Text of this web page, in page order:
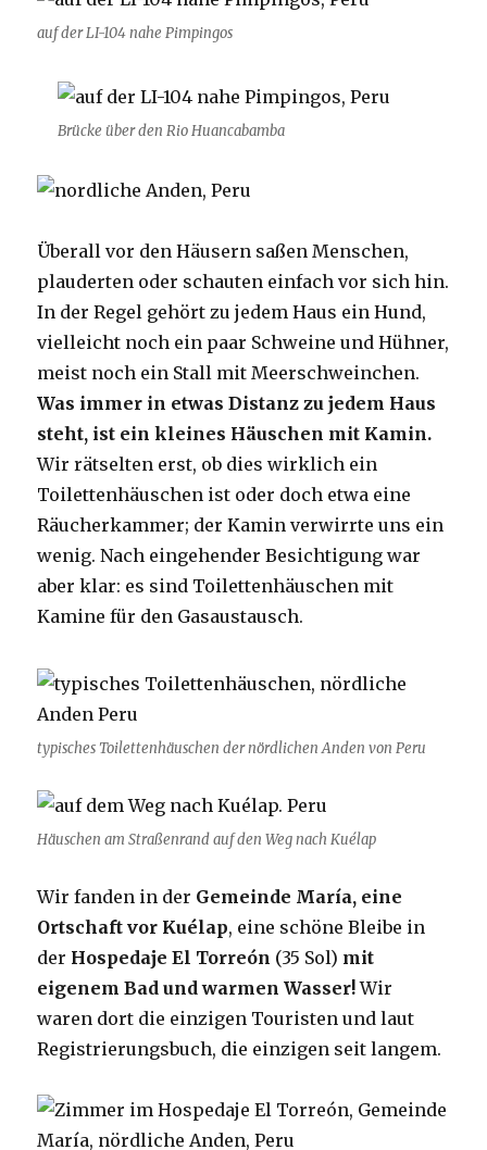
auf der LI-104 nahe Pimpingos
Brücke über den Rio Huancabamba
Überall vor den Häusern saßen Menschen,
plauderten oder schauten einfach vor sich hin.
In der Regel gehört zu jedem Haus ein Hund,
vielleicht noch ein paar Schweine und Hühner,
meist noch ein Stall mit Meerschweinchen.
Was immer in etwas Distanz zu jedem Haus
steht, ist ein kleines Häuschen mit Kamin.
Wir rätselten erst, ob dies wirklich ein
Toilettenhäuschen ist oder doch etwa eine
Räucherkammer; der Kamin verwirrte uns ein
wenig. Nach eingehender Besichtigung war
aber klar: es sind Toilettenhäuschen mit
Kamine für den Gasaustausch.
typisches Toilettenhäuschen der nördlichen Anden von Peru
Häuschen am Straßenrand auf den Weg nach Kuélap
Wir fanden in der Gemeinde María, eine
Ortschaft vor Kuélap, eine schöne Bleibe in
der Hospedaje El Torreón (35 Sol) mit
eigenem Bad und warmen Wasser!Wir
waren dort die einzigen Touristen und laut
Registrierungsbuch, die einzigen seit langem.